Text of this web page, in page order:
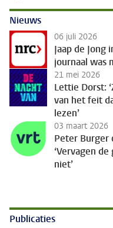
Nieuws
06 juli 2026
Jaap de Jong
journaal was
21 mei 2026
Lettie Dorst:
van het feit
lezen’
03 maart 2026
Peter Burger
‘Vervagen
niet’
Publicaties